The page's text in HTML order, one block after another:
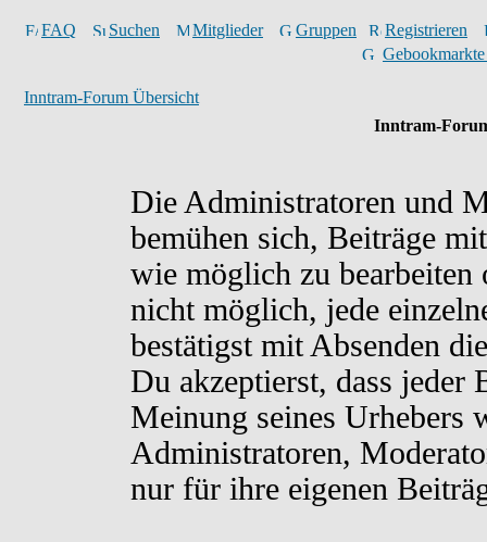
FAQ Suchen Mitglieder Gruppen
Registrieren
Inntram-Forum Übersicht
Inntram-
Die Administratoren und
bemühen sich, Beiträge
wie möglich zu bearbeiten
nicht möglich, jede
bestätigst mit Absenden
Du akzeptierst, dass jeder
Meinung seines Urhebers
Administratoren,
nur für ihre eigenen